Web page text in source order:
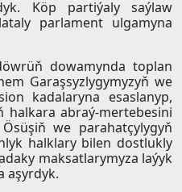
Köp partiýaly saýlaw
parlament ulgamyna
dowamynda toplan
Garaşsyzlygymyzyň we
kadalaryna esaslanyp,
halkara abraý-mertebesini
we parahatçylygyň
halklary bilen dostlukly
maksatlarymyza laýyk
aşyrdyk.